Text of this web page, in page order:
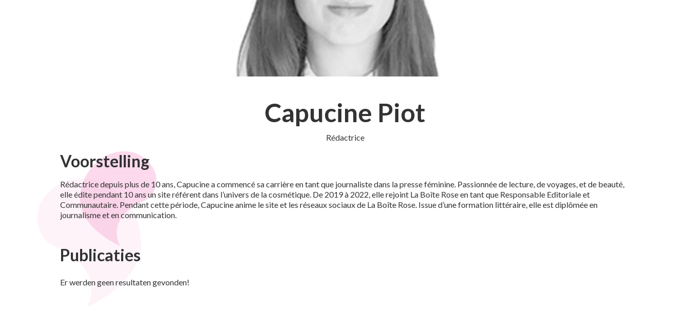
Capucine Piot
Rédactrice
Voorstelling
Rédactrice depuis plus de 10 ans, Capucine a commencé sa carrière en tant que journaliste dans la presse féminine. Passionnée de lecture, de voyages, et de beauté,
elle édite pendant 10 ans un site référent dans l’univers de la cosmétique. De 2019 à 2022, elle rejoint La Boîte Rose en tant que Responsable Editoriale et
Communautaire. Pendant cette période, Capucine anime le site et les réseaux sociaux de La Boîte Rose. Issue d’une formation littéraire, elle est diplômée en
journalisme et en communication.
Publicaties
Er werden geen resultaten gevonden!